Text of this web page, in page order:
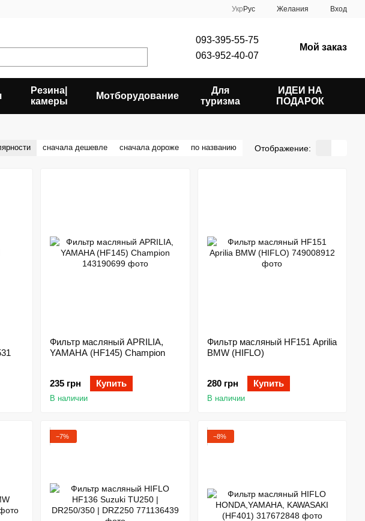
Укр Рус Желания Вход
093-395-55-75
063-952-40-07
Мой заказ
Резина|
камеры
Мотборудование
Для
туризма
ИДЕИ НА
ПОДАРОК
сначала дешевле сначала дороже по названию Отображение:
Фильтр масляный APRILIA,
YAMAHA (HF145) Champion
235 грн Купить
В наличии
Фильтр масляный HF151 Aprilia
BMW (HIFLO)
280 грн Купить
В наличии
−7% −8%